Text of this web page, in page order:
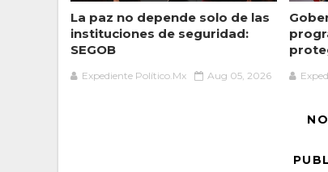
La paz no depende solo de las
instituciones de seguridad:
SEGOB
Expediente Político.Mx Aug 05, 2026